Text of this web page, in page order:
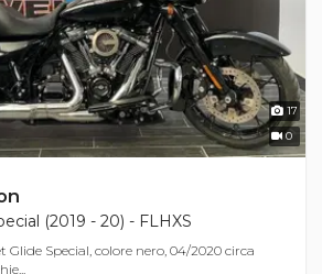
17
0
(2019 - 20) - FLHXS
Glide Special, colore nero, 04/2020 circa